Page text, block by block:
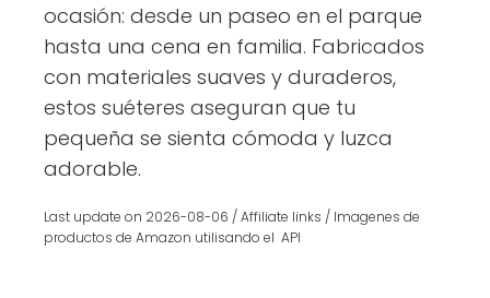
ocasión: desde un paseo en el parque
hasta una cena en familia. Fabricados
con materiales suaves y duraderos,
estos suéteres aseguran que tu
pequeña se sienta cómoda y luzca
adorable.
Last update on 2026-08-06 / Affiliate links / Imagenes de
productos de Amazon utilisando el API